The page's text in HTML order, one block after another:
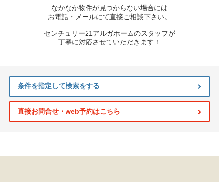
なかなか物件が見つからない場合には
お電話・メールにて直接ご相談下さい。
センチュリー21アルガホームのスタッフが
丁寧に対応させていただきます！
条件を指定して検索をする
直接お問合せ・web予約はこちら